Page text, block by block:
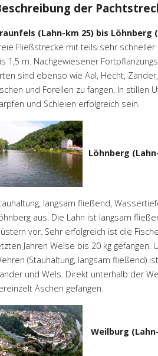
der
(Lahn-km 25) bis Löhnberg
Fließstrecke mit teils sehr
1,5 m. Nachgewiesener
sind ebenso wie Aal, Hecht,
und Forellen zu fangen. In stillen
und Schleien erfolgreich sein.
Löhnberg
langsam fließend,
aus. Die Lahn ist langsam
vor. Sehr erfolgreich ist die
Jahren Welse bis 20 kg
(Stauhaltung, langsam fließend)
und Wels. Direkt unterhalb der
Äschen gefangen.
Weilburg